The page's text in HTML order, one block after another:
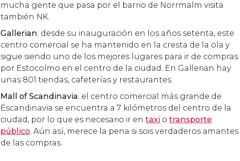
mucha gente que pasa por el barrio de Norrmalm visita
también NK.
Gallerian: desde su inauguración en los años setenta, este
centro comercial se ha mantenido en la cresta de la ola y
sigue siendo uno de los mejores lugares para ir de compras
por Estocolmo en el centro de la ciudad. En Gallerian hay
unas 801 tiendas, cafeterías y restaurantes.
Mall of Scandinavia: el centro comercial más grande de
Escandinavia se encuentra a 7 kilómetros del centro de la
ciudad, por lo que es necesario ir en taxi o transporte
público. Aún así, merece la pena si sois verdaderos amantes
de las compras.